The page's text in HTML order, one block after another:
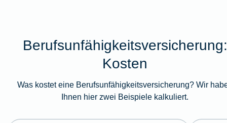
Berufsunfähigkeitsversicherung:
Kosten
Was kostet eine Berufsunfähigkeitsversicherung? Wir
Ihnen hier zwei Beispiele kalkuliert.